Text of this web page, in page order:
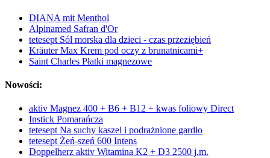
DIANA mit Menthol
Alpinamed Safran d'Or
tetesept Sól morska dla dzieci - czas przeziębień
Kräuter Max Krem pod oczy z brunatnicami+
Saint Charles Płatki magnezowe
Nowości:
aktiv Magnez 400 + B6 + B12 + kwas foliowy Direct
Instick Pomarańcza
tetesept Na suchy kaszel i podrażnione gardło
tetesept Żeń-szeń 600 Intens
Doppelherz aktiv Witamina K2 + D3 2500 j.m.